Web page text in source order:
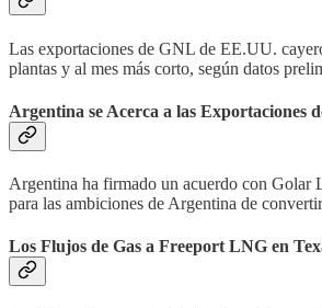
Las exportaciones de GNL de EE.UU.
plantas y al mes más corto, según datos
Argentina se Acerca a las Exportaciones
Argentina ha firmado un acuerdo con Golar
para las ambiciones de Argentina de
Los Flujos de Gas a Freeport LNG en